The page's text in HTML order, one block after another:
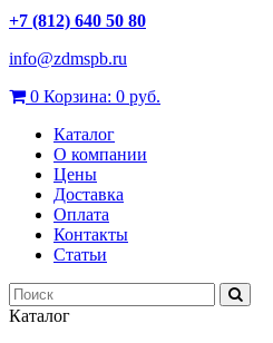
+7 (812) 640 50 80
info@zdmspb.ru
0 Корзина: 0 руб.
Каталог
О компании
Цены
Доставка
Оплата
Контакты
Статьи
Каталог